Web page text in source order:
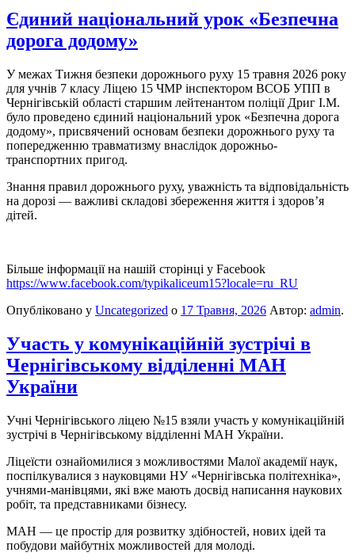
Єдиний національний урок «Безпечна
дорога додому»
У межах Тижня безпеки дорожнього руху 15 травня 2026 року
для учнів 7 класу Ліцею 15 ЧМР інспектором ВСОБ УПП в
Чернігівській області старшим лейтенантом поліції Дриг І.М.
було проведено єдиний національний урок «Безпечна дорога
додому», присвячений основам безпеки дорожнього руху та
попередженню травматизму внаслідок дорожньо-
транспортних пригод.
Знання правил дорожнього руху, уважність та відповідальність
на дорозі — важливі складові збереження життя і здоров’я
дітей.
Більше інформації на нашій сторінці у Facebook
https://www.facebook.com/typikaliceum15?locale=ru_RU
Опубліковано у Uncategorized о 17 Травня, 2026 Автор: admin.
Участь у комунікаційній зустрічі в
Чернігівському відділенні МАН
України
Учні Чернігівського ліцею №15 взяли участь у комунікаційній
зустрічі в Чернігівському відділенні МАН України.
Ліцеїсти ознайомилися з можливостями Малої академії наук,
поспілкувалися з науковцями НУ «Чернігівська політехніка»,
учнями-манівцями, які вже мають досвід написання наукових
робіт, та представниками бізнесу.
МАН — це простір для розвитку здібностей, нових ідей та
побудови майбутніх можливостей для молоді.